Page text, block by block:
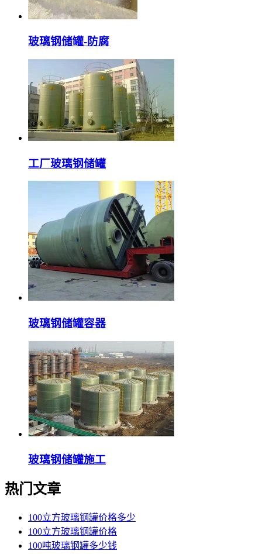
玻璃钢储罐-防腐
工厂玻璃钢储罐
玻璃钢储罐容器
玻璃钢储罐施工
热门文章
100立方玻璃钢罐价格多少
100立方玻璃钢罐价格
100吨玻璃钢罐多少钱